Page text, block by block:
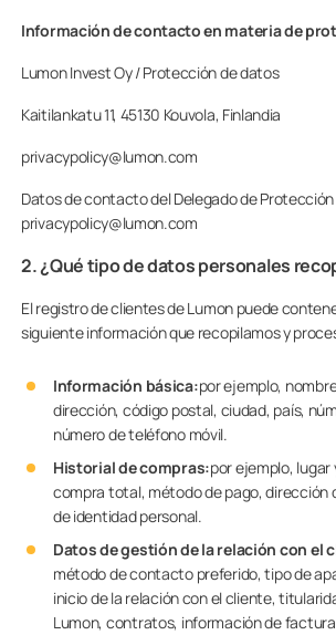
Información de contacto en materia de
Lumon Invest Oy / Protección de datos
Kaitilankatu 11, 45130 Kouvola, Finlandia
privacypolicy@lumon.com
Datos de contacto del Delegado de
privacypolicy@lumon.com
2. ¿Qué tipo de datos personales
El registro de clientes de Lumon puede
siguiente información que recopilamos y
Información básica:por ejemplo,
dirección, código postal, ciudad, país,
número de teléfono móvil.
Historial de compras:por ejemplo,
compra total, método de pago, dirección
de identidad personal.
Datos de gestión de la relación con el
método de contacto preferido, tipo de
inicio de la relación con el cliente,
Lumon, contratos, información de